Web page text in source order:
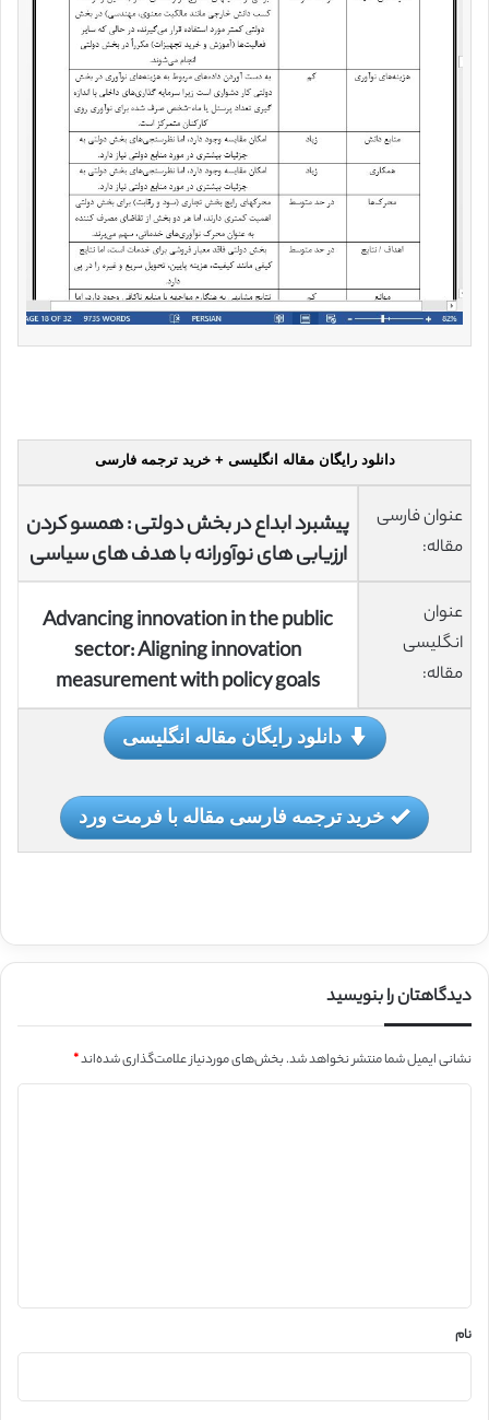
دانلود رایگان مقاله انگلیسی + خرید ترجمه فارسی
عنوان فارسی
مقاله:
پیشبرد ابداع در بخش دولتی : همسو کردن
ارزیابی های نوآورانه با هدف های سیاسی
عنوان
انگلیسی
مقاله:
Advancing innovation in the public
sector: Aligning innovation
measurement with policy goals
دانلود رایگان مقاله انگلیسی
خرید ترجمه فارسی مقاله با فرمت ورد
دیدگاهتان را بنویسید
نشانی ایمیل شما منتشر نخواهد شد.بخش‌های موردنیاز علامت‌گذاری شده‌اند*
نام